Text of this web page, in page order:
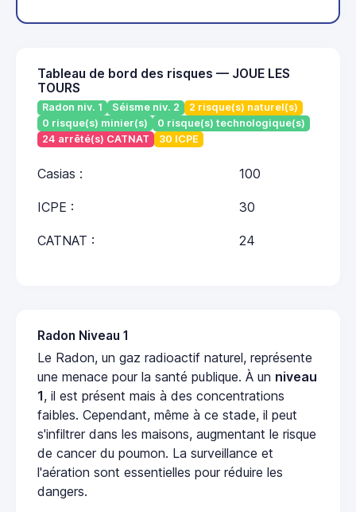
Tableau de bord des risques — JOUE LES
TOURS
Radon niv. 1 Séisme niv. 2
2 risque(s) naturel(s)
0 risque(s) minier(s)
0 risque(s) technologique(s)
24 arrêté(s) CATNAT
30 ICPE
Casias : 100
ICPE : 30
CATNAT : 24
Radon Niveau 1
Le Radon, un gaz radioactif naturel, représente
une menace pour la santé publique. À un niveau
1, il est présent mais à des concentrations
faibles. Cependant, même à ce stade, il peut
s'infiltrer dans les maisons, augmentant le risque
de cancer du poumon. La surveillance et
l'aération sont essentielles pour réduire les
dangers.